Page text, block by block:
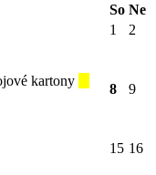
So Ne
1 2
kartony
8 9
15 16